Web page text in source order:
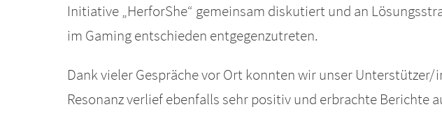
Initiative „HerforShe“ gemeinsam diskutiert und an
im Gaming entschieden entgegenzutreten.
Dank vieler Gespräche vor Ort konnten wir unser
Resonanz verlief ebenfalls sehr positiv und erbrachte Berichte